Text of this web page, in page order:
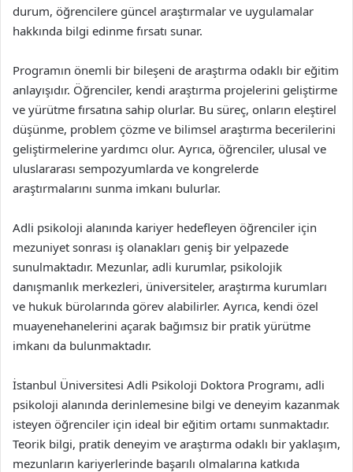
durum, öğrencilere güncel araştırmalar ve uygulamalar
hakkında bilgi edinme fırsatı sunar.
Programın önemli bir bileşeni de araştırma odaklı bir eğitim
anlayışıdır. Öğrenciler, kendi araştırma projelerini geliştirme
ve yürütme fırsatına sahip olurlar. Bu süreç, onların eleştirel
düşünme, problem çözme ve bilimsel araştırma becerilerini
geliştirmelerine yardımcı olur. Ayrıca, öğrenciler, ulusal ve
uluslararası sempozyumlarda ve kongrelerde
araştırmalarını sunma imkanı bulurlar.
Adli psikoloji alanında kariyer hedefleyen öğrenciler için
mezuniyet sonrası iş olanakları geniş bir yelpazede
sunulmaktadır. Mezunlar, adli kurumlar, psikolojik
danışmanlık merkezleri, üniversiteler, araştırma kurumları
ve hukuk bürolarında görev alabilirler. Ayrıca, kendi özel
muayenehanelerini açarak bağımsız bir pratik yürütme
imkanı da bulunmaktadır.
İstanbul Üniversitesi Adli Psikoloji Doktora Programı, adli
psikoloji alanında derinlemesine bilgi ve deneyim kazanmak
isteyen öğrenciler için ideal bir eğitim ortamı sunmaktadır.
Teorik bilgi, pratik deneyim ve araştırma odaklı bir yaklaşım,
mezunların kariyerlerinde başarılı olmalarına katkıda